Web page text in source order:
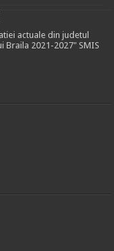
actuale din judetul
Braila 2021-2027" SMIS